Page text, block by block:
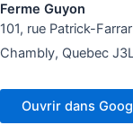
Ferme Guyon
101, rue Patrick-Farrar
Chambly, Quebec
Ouvrir dans